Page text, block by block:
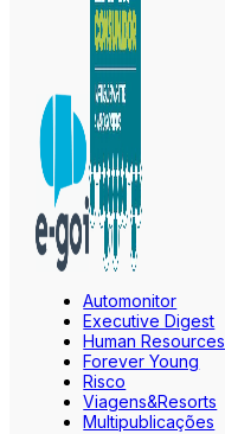
Automonitor
Executive Digest
Human Resources
Forever Young
Risco
Viagens&Resorts
Multipublicações